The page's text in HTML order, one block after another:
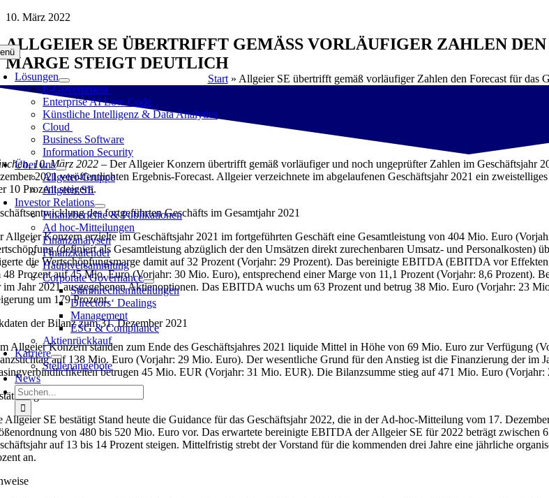
Zum
springen
Lösungen
E-Government
Enterprise AI Low Code
Künstliche Intelligenz & Data Analytics
Cloud
Business Software
Information Security
Über uns
Allgeier-Gruppe
Allgeier SE
Investor Relations
Finanzberichte & Publikationen
Ad hoc-Mitteilungen
Finanzanalysen
Finanzkalender
Hauptversammlung
Corporate Governance
Stimmrechtsmitteilungen
Directors‘ Dealings
Management
ESG & Compliance
Aktienrückkauf
Karriere
Stellenangebote
News
Suche
nach:
10. März 2022
ALLGEIER SE ÜBERTRIFFT GEMÄSS VORLÄUFIGER ZAHLEN DEN
ARGE STEIGT DEUTLICH
Start» Allgeier SE übertrifft gemäß vorläufiger Zahlen den Forecast für das
10. März 2022 –Der Allgeier Konzern übertrifft gemäß vorläufiger und noch ungeprüfter Zahlen im Geschäftsjahr
2021 veröffentlichten Ergebnis-Forecast. Allgeier verzeichnete im abgelaufenen Geschäftsjahr 2021 ein
10 Prozent steigern.
des fortgeführten Geschäfts im Gesamtjahr 2021
Allgeier Konzern erzielte im Geschäftsjahr 2021 im fortgeführten Geschäft eine Gesamtleistung von 404 Mio. Euro
(definiert als Gesamtleistung abzüglich der den Umsätzen direkt zurechenbaren Umsatz- und
die Wertschöpfungsmarge damit auf 32 Prozent (Vorjahr: 29 Prozent). Das bereinigte EBITDA (EBITDA vor
48 Prozent auf 45 Mio. Euro (Vorjahr: 30 Mio. Euro), entsprechend einer Marge von 11,1 Prozent (Vorjahr: 8,6 Prozent).
im Jahr 2021 ausgegebenen Aktienoptionen. Das EBITDA wuchs um 63 Prozent und betrug 38 Mio. Euro (Vorjahr: 23
um 179 Prozent.
der Bilanz zum 31. Dezember 2021
Allgeier Konzern standen zum Ende des Geschäftsjahres 2021 liquide Mittel in Höhe von 69 Mio. Euro zur Verfügung
auf 138 Mio. Euro (Vorjahr: 29 Mio. Euro). Der wesentliche Grund für den Anstieg ist die Finanzierung der im
betrugen 45 Mio. EUR (Vorjahr: 31 Mio. EUR). Die Bilanzsumme stieg auf 471 Mio. Euro (Vorjahr:
der Guidance 2022
Allgeier SE bestätigt Stand heute die Guidance für das Geschäftsjahr 2022, die in der Ad-hoc-Mitteilung vom 17.
von 480 bis 520 Mio. Euro vor. Das erwartete bereinigte EBITDA der Allgeier SE für 2022 beträgt
auf 13 bis 14 Prozent steigen. Mittelfristig strebt der Vorstand für die kommenden drei Jahre eine jährliche
an.